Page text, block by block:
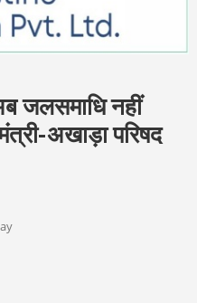
जलसमाधि नहीं
अखाड़ा परिषद